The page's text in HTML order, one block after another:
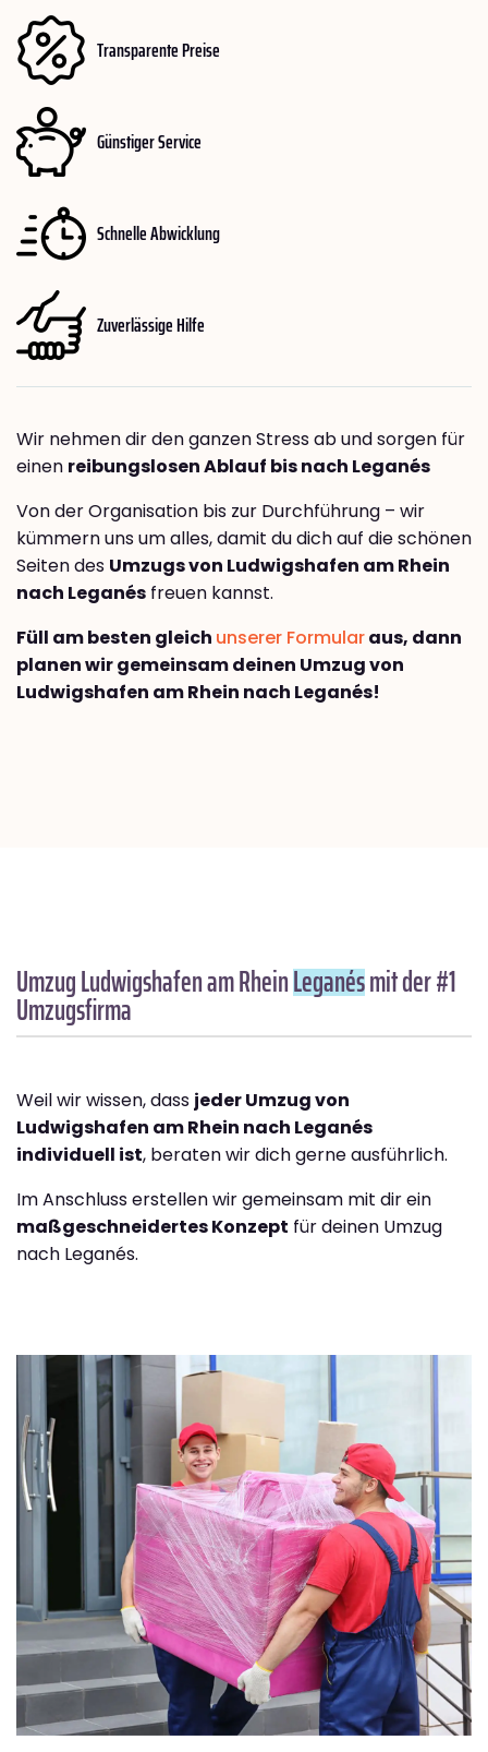
Transparente Preise
Günstiger Service
Schnelle Abwicklung
Zuverlässige Hilfe
Wir nehmen dir den ganzen Stress ab und sorgen für
einen reibungslosen Ablauf bis nach Leganés
Von der Organisation bis zur Durchführung – wir
kümmern uns um alles, damit du dich auf die schönen
Seiten des Umzugs von Ludwigshafen am Rhein
nach Leganés freuen kannst.
Füll am besten gleich unserer Formularaus, dann
planen wir gemeinsam deinen Umzug von
Ludwigshafen am Rhein nach Leganés!
Umzug Ludwigshafen am RheinLeganésmit der #1
Umzugsfirma
Weil wir wissen, dass jeder Umzug von
Ludwigshafen am Rhein nach Leganés
individuell ist, beraten wir dich gerne ausführlich.
Im Anschluss erstellen wir gemeinsam mit dir ein
maßgeschneidertes Konzept für deinen Umzug
nach Leganés.